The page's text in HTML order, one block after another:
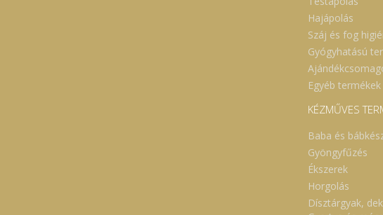
Hajápolás
Száj és fog
Gyógyhatású
Egyéb termékek
KÉZMŰVES
Baba és
Gyöngyfűzés
Ékszerek
Horgolás
Dísztárgyak,